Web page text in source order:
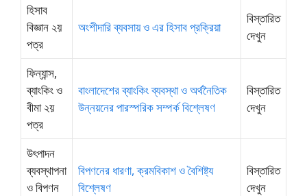
হিসাব
বিজ্ঞান ২য়
পত্র
অংশীদারি ব্যবসায় ও এর হিসাব প্রক্রিয়া
বিস্তারিত
দেখুন
ফিন্যান্স,
ব্যাংকিং ও
বীমা ২য়
পত্র
বাংলাদেশের ব্যাংকিং ব্যবস্থা ও অর্থনৈতিক
উন্নয়নের পারস্পরিক সম্পর্ক বিশ্লেষণ
বিস্তারিত
দেখুন
উৎপাদন
ব্যবস্থাপনা
ও বিপণন
বিপণনের ধারণা, ক্রমবিকাশ ও বৈশিষ্ট্য
বিশ্লেষণ
বিস্তারিত
দেখুন